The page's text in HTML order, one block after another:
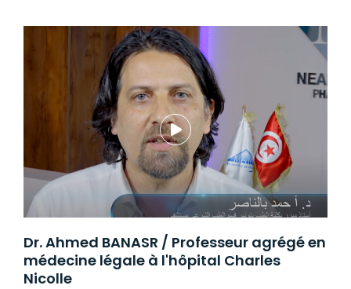
Dr. Ahmed BANASR / Professeur agrégé en
médecine légale à l'hôpital Charles
Nicolle